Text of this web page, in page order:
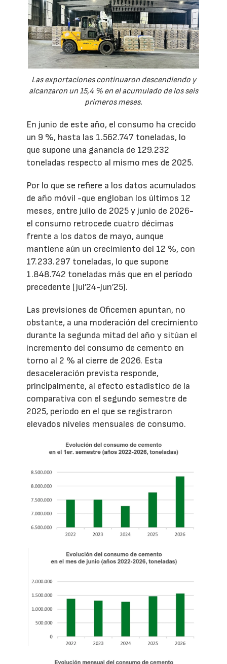
Las exportaciones continuaron descendiendo y
alcanzaron un 15,4 % en el acumulado de los seis
primeros meses.
En junio de este año, el consumo ha crecido
un 9 %, hasta las 1.562.747 toneladas, lo
que supone una ganancia de 129.232
toneladas respecto al mismo mes de 2025.
Por lo que se refiere a los datos acumulados
de año móvil -que engloban los últimos 12
meses, entre julio de 2025 y junio de 2026-
el consumo retrocede cuatro décimas
frente a los datos de mayo, aunque
mantiene aún un crecimiento del 12 %, con
17.233.297 toneladas, lo que supone
1.848.742 toneladas más que en el período
precedente (jul’24-jun’25).
Las previsiones de Oficemen apuntan, no
obstante, a una moderación del crecimiento
durante la segunda mitad del año y sitúan el
incremento del consumo de cemento en
torno al 2 % al cierre de 2026. Esta
desaceleración prevista responde,
principalmente, al efecto estadístico de la
comparativa con el segundo semestre de
2025, período en el que se registraron
elevados niveles mensuales de consumo.